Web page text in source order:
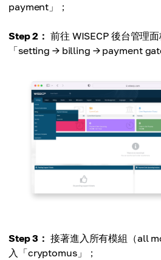
payment」；
Step 2： 前往 WISECP 後台管理
「setting → billing → payment
Step 3： 接著進入所有模組（all
入「cryptomus」；